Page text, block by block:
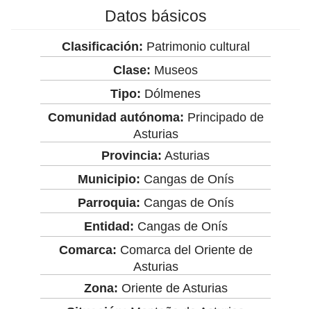
Datos básicos
Clasificación: Patrimonio cultural
Clase: Museos
Tipo: Dólmenes
Comunidad autónoma: Principado de
Asturias
Provincia: Asturias
Municipio: Cangas de Onís
Parroquia: Cangas de Onís
Entidad: Cangas de Onís
Comarca: Comarca del Oriente de
Asturias
Zona: Oriente de Asturias